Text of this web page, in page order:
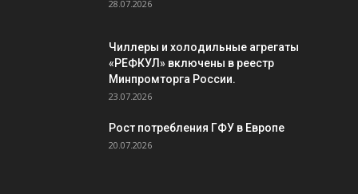
28.07.2026
Чиллеры и холодильные агрегаты
«РЕФКУЛ» включены в реестр
Минпромторга России.
23.07.2026
Рост потребления ГФУ в Европе
20.07.2026